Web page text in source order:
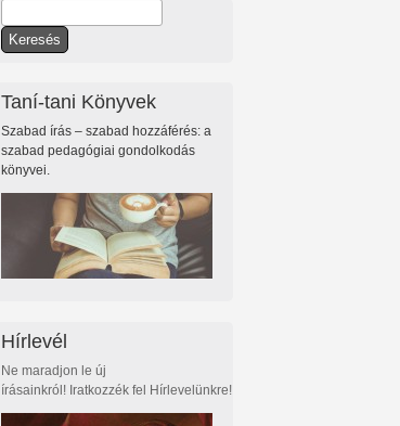
Keresés űrlap
Taní-tani Könyvek
Szabad írás – szabad hozzáférés: a
szabad pedagógiai gondolkodás
könyvei.
Hírlevél
Ne maradjon le új
írásainkról! Iratkozzék fel Hírlevelünkre!